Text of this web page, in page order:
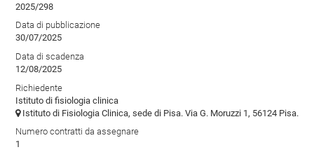
2025/298
Data di pubblicazione
30/07/2025
Data di scadenza
12/08/2025
Richiedente
Istituto di fisiologia clinica
Istituto di Fisiologia Clinica, sede di Pisa. Via G. Moruzzi 1, 56124 Pisa.
Numero contratti da assegnare
1